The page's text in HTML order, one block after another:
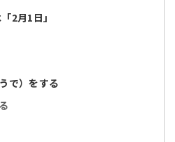
2月1日」
で）をする